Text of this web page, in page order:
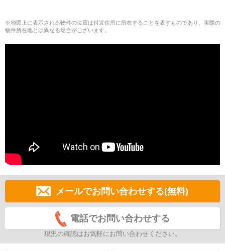
※地図上に表示される物件の位置は付近住所に所在することを表すものであり、実際の
物件所在地とは異なる場合がございます。
メールでお問い合わせする(無料)
電話でお問い合わせする
現況の確認はお気軽にお問い合わせください。